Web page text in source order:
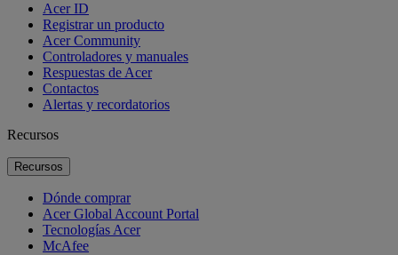
Acer ID
Registrar un producto
Acer Community
Controladores y manuales
Respuestas de Acer
Contactos
Alertas y recordatorios
Recursos
Recursos
Dónde comprar
Acer Global Account Portal
Tecnologías Acer
McAfee